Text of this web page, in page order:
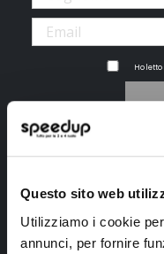
Questo sito web
Utilizziamo i cookie
annunci, per fornire
Ho
Segui